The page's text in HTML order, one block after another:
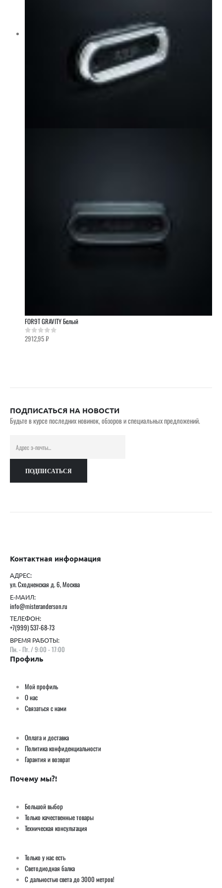
FOR9T GRAVITY Белый
0out of 5
2912,95₽
ПОДПИСАТЬСЯ НА НОВОСТИ
Будьте в курсе последних новинок, обзоров и специальных предложений.
Контактная информация
АДРЕС:
ул. Сходненская д. 6, Москва
Е-МАИЛ:
info@misteranderson.ru
ТЕЛЕФОН:
+7(999) 537-68-73
ВРЕМЯ РАБОТЫ:
Пн. - Пт. / 9:00 - 17:00
Профиль
Мой профиль
О нас
Связаться с нами
Оплата и доставка
Политика конфиденциальности
Гарантия и возврат
Почему мы?!
Большой выбор
Только качественные товары
Техническая консультация
Только у нас есть
Светодиодная балка
С дальностью света до 3000 метров!